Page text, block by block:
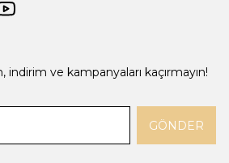
ve kampanyaları kaçırmayın!
GÖNDER